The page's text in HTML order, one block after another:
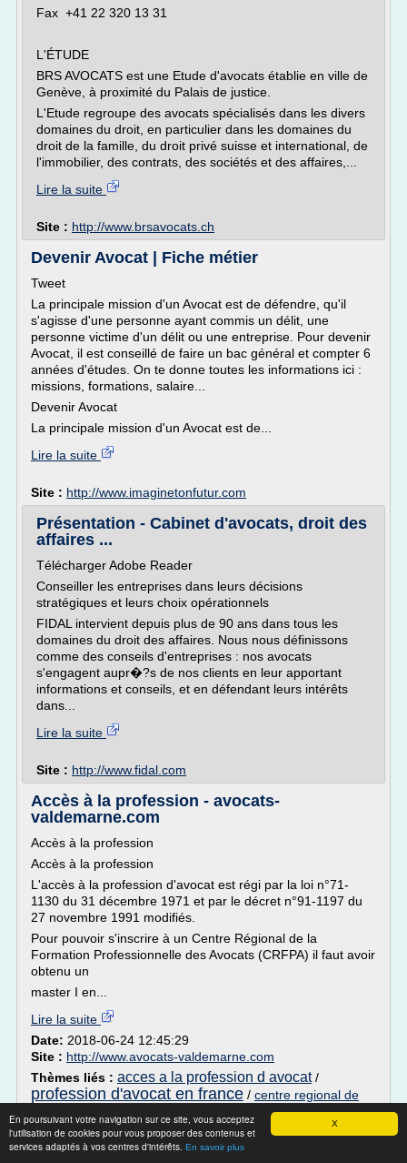
X
En poursuivant votre navigation sur ce site, vous acceptez
l'utilisation de cookies pour vous proposer des contenus et
services adaptés à vos centres d'intérêts. En savoir plus
Fax +41 22 320 13 31
L'ÉTUDE
BRS AVOCATS est une Etude d'avocats établie en ville de
Genève, à proximité du Palais de justice.
L'Etude regroupe des avocats spécialisés dans les divers
domaines du droit, en particulier dans les domaines du
droit de la famille, du droit privé suisse et international, de
l'immobilier, des contrats, des sociétés et des affaires,...
Lire la suite
Site : http://www.brsavocats.ch
Devenir Avocat | Fiche métier
Tweet
La principale mission d'un Avocat est de défendre, qu'il
s'agisse d'une personne ayant commis un délit, une
personne victime d'un délit ou une entreprise. Pour devenir
Avocat, il est conseillé de faire un bac général et compter 6
années d'études. On te donne toutes les informations ici :
missions, formations, salaire...
Devenir Avocat
La principale mission d'un Avocat est de...
Lire la suite
Site : http://www.imaginetonfutur.com
Présentation - Cabinet d'avocats, droit des
affaires ...
Télécharger Adobe Reader
Conseiller les entreprises dans leurs décisions
stratégiques et leurs choix opérationnels
FIDAL intervient depuis plus de 90 ans dans tous les
domaines du droit des affaires. Nous nous définissons
comme des conseils d'entreprises : nos avocats
s'engagent aupr�?s de nos clients en leur apportant
informations et conseils, et en défendant leurs intérêts
dans...
Lire la suite
Site : http://www.fidal.com
Accès à la profession - avocats-
valdemarne.com
Accès à la profession
Accès à la profession
L'accès à la profession d'avocat est régi par la loi n°71-
1130 du 31 décembre 1971 et par le décret n°91-1197 du
27 novembre 1991 modifiés.
Pour pouvoir s'inscrire à un Centre Régional de la
Formation Professionnelle des Avocats (CRFPA) il faut avoir
obtenu un
master I en...
Lire la suite
Date: 2018-06-24 12:45:29
Site : http://www.avocats-valdemarne.com
Thèmes liés : acces a la profession d avocat/
profession d'avocat en france / centre regional de
centre de formation a
la profession d avocat/avocat a la cour d'appel de
paris